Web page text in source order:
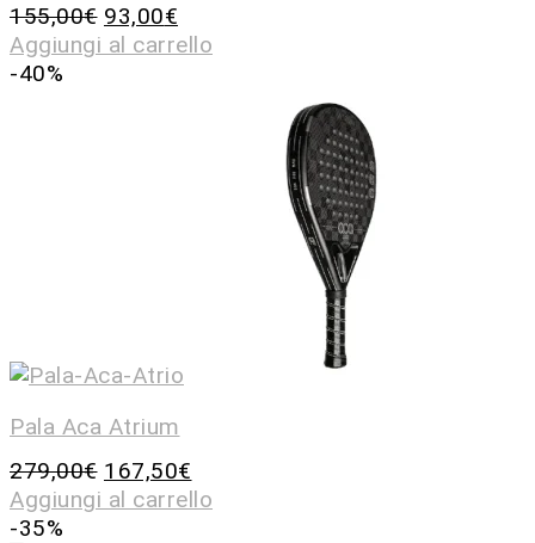
155,00€ 93,00€
Aggiungi al carrello
-40%
Pala Aca Atrium
279,00€ 167,50€
Aggiungi al carrello
-35%